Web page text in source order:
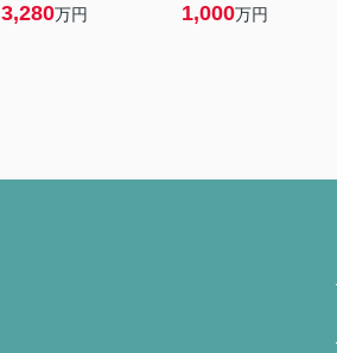
3,280万円 1,000万円